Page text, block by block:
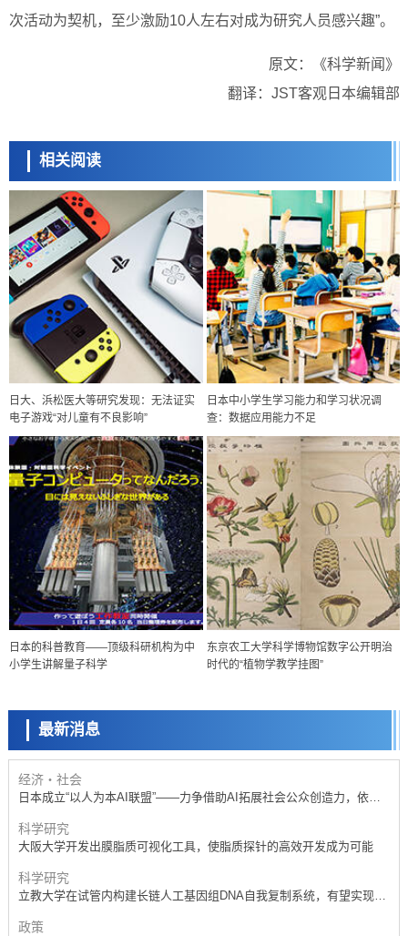
次活动为契机，至少激励10人左右对成为研究人员感兴趣”。
原文：《科学新闻》
翻译：JST客观日本编辑部
相关阅读
日大、浜松医大等研究发现：无法证实
电子游戏“对儿童有不良影响”
日本中小学生学习能力和学习状况调
查：数据应用能力不足
日本的科普教育——顶级科研机构为中
小学生讲解量子科学
东京农工大学科学博物馆数字公开明治
时代的“植物学教学挂图”
最新消息
政策
日本科研费增设国际共同研究强化新类别，促进青年研究人员赴海外开
展研究
科学研究
开发出300亿年仅误差1秒的光晶格钟，构建网络将其打造为下一代社会
基础设施
经济・社会
日本成立“以人为本AI联盟”——力争借助AI拓展社会公众创造力，依托
科学研究
大阪大学开发出膜脂质可视化工具，使脂质探针的高效开发成为可能
科学研究
立教大学在试管内构建长链人工基因组DNA自我复制系统，有望实现携
政策